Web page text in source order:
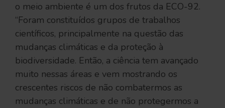
o meio ambiente é um dos frutos da ECO-92.
“Foram constituídos grupos de trabalhos
científicos, principalmente na questão das
mudanças climáticas e da proteção à
biodiversidade. Então, a ciência tem avançado
muito nessas áreas e vem mostrando os
crescentes riscos de não combatermos as
mudanças climáticas e de não protegermos a